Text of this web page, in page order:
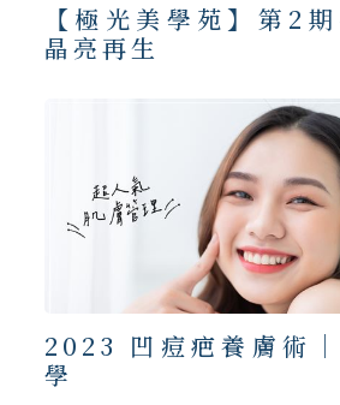
【極光美學苑】第2
晶亮再生
2023 凹痘疤養膚術
學